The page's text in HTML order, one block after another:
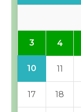
3 4
10 11
17 18